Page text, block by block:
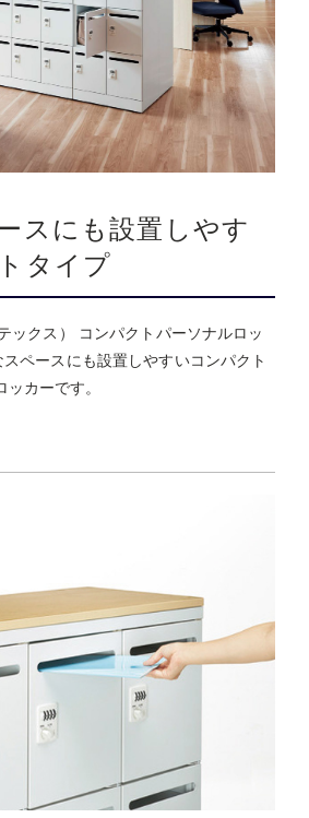
スにも設置しやす
タイプ
ックス） コンパクトパーソナルロッ
ペースにも設置しやすいコンパクト
カーです。